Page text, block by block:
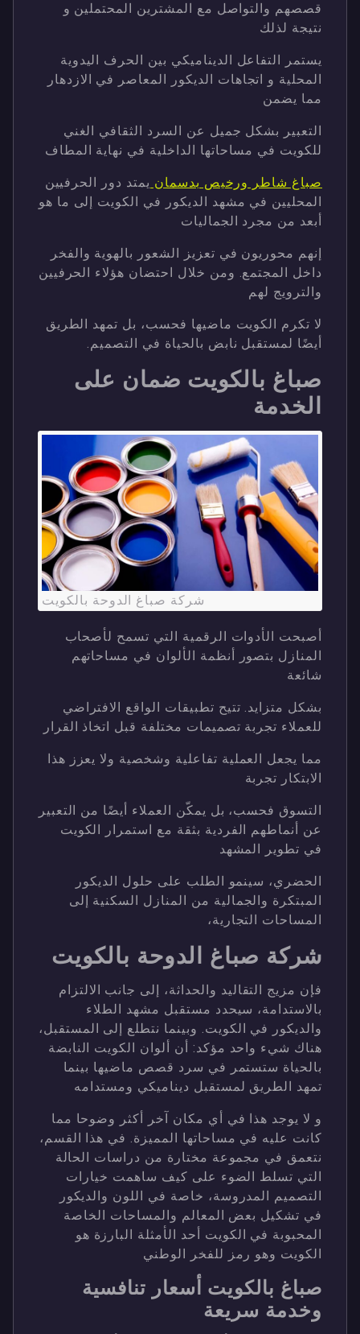
قصصهم والتواصل مع المشترين المحتملين و
نتيجة لذلك
يستمر التفاعل الديناميكي بين الحرف اليدوية
المحلية و اتجاهات الديكور المعاصر في الازدهار
مما يضمن
التعبير بشكل جميل عن السرد الثقافي الغني
للكويت في مساحاتها الداخلية في نهاية المطاف
صباغ شاطر ورخيص بدسمان يمتد دور الحرفيين
المحليين في مشهد الديكور في الكويت إلى ما هو
أبعد من مجرد الجماليات
إنهم محوريون في تعزيز الشعور بالهوية والفخر
داخل المجتمع. ومن خلال احتضان هؤلاء الحرفيين
والترويج لهم
لا تكرم الكويت ماضيها فحسب، بل تمهد الطريق
أيضًا لمستقبل نابض بالحياة في التصميم.
صباغ بالكويت ضمان على
الخدمة
شركة صباغ الدوحة بالكويت
أصبحت الأدوات الرقمية التي تسمح لأصحاب
المنازل بتصور أنظمة الألوان في مساحاتهم
شائعة
بشكل متزايد. تتيح تطبيقات الواقع الافتراضي
للعملاء تجربة تصميمات مختلفة قبل اتخاذ القرار
مما يجعل العملية تفاعلية وشخصية ولا يعزز هذا
الابتكار تجربة
التسوق فحسب، بل يمكّن العملاء أيضًا من التعبير
عن أنماطهم الفردية بثقة مع استمرار الكويت
في تطوير المشهد
الحضري، سينمو الطلب على حلول الديكور
المبتكرة والجمالية من المنازل السكنية إلى
المساحات التجارية،
شركة صباغ الدوحة بالكويت
فإن مزيج التقاليد والحداثة، إلى جانب الالتزام
بالاستدامة، سيحدد مستقبل مشهد الطلاء
والديكور في الكويت. وبينما نتطلع إلى المستقبل،
هناك شيء واحد مؤكد: أن ألوان الكويت النابضة
بالحياة ستستمر في سرد ​​قصص ماضيها بينما
تمهد الطريق لمستقبل ديناميكي ومستدامه
و لا يوجد هذا في أي مكان آخر أكثر وضوحا مما
كانت عليه في مساحاتها المميزة. في هذا القسم،
نتعمق في مجموعة مختارة من دراسات الحالة
التي تسلط الضوء على كيف ساهمت خيارات
التصميم المدروسة، خاصة في اللون والديكور
في تشكيل بعض المعالم والمساحات الخاصة
المحبوبة في الكويت أحد الأمثلة البارزة هو
الكويت وهو رمز للفخر الوطني
صباغ بالكويت أسعار تنافسية
وخدمة سريعة